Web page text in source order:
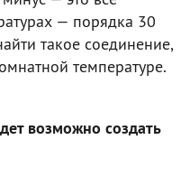
— порядка 30
такое соединение,
температуре.
возможно создать